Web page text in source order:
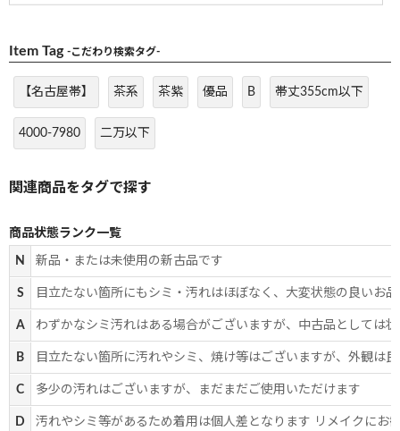
Item Tag -こだわり検索タグ-
【名古屋帯】 茶系 茶紫 優品 B 帯丈355cm以下
4000-7980 二万以下
商品状態ランク一覧
N 新品・または未使用の新古品です
S 目立たない箇所にもシミ・汚れはほぼなく、大変状態の良いお
A わずかなシミ汚れはある場合がございますが、中古品としては
B 目立たない箇所に汚れやシミ、焼け等はございますが、外観は
C 多少の汚れはございますが、まだまだご使用いただけます
D 汚れやシミ等があるため着用は個人差となります リメイクにお